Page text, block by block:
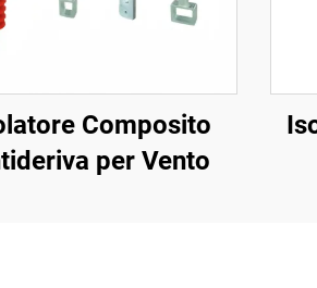
Composito
per Vento